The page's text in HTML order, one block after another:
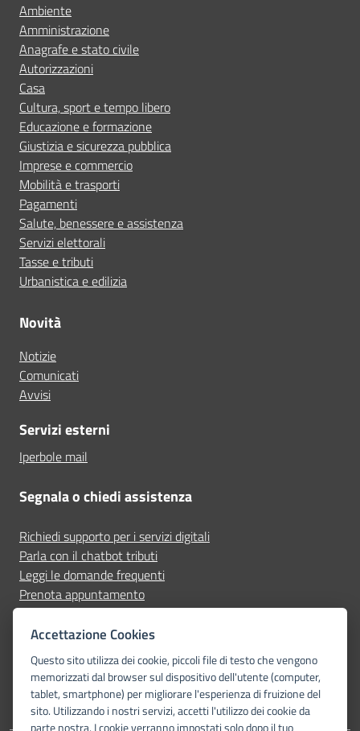
Ambiente
Amministrazione
Anagrafe e stato civile
Autorizzazioni
Casa
Cultura, sport e tempo libero
Educazione e formazione
Giustizia e sicurezza pubblica
Imprese e commercio
Mobilità e trasporti
Pagamenti
Salute, benessere e assistenza
Servizi elettorali
Tasse e tributi
Urbanistica e edilizia
Novità
Notizie
Comunicati
Avvisi
Servizi esterni
Iperbole mail
Segnala o chiedi assistenza
Richiedi supporto per i servizi digitali
Parla con il chatbot tributi
Leggi le domande frequenti
Prenota appuntamento
Segnala disservizio
Seguici su
Accettazione Cookies
Questo sito utilizza dei cookie, piccoli file di testo che vengono
memorizzati dal browser sul dispositivo dell'utente (computer,
tablet, smartphone) per migliorare l'esperienza di fruizione del
sito. Utilizzando i nostri servizi, accetti l'utilizzo dei cookie da
parte nostra. I cookie verranno impostati solo dopo il tuo